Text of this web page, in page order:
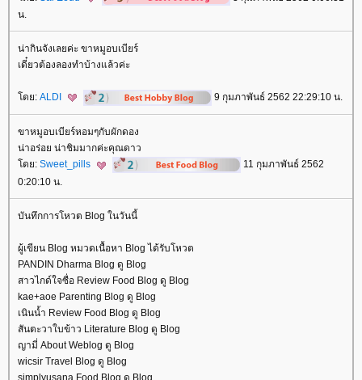
น.
น่ากินจังเลยค่ะ ขาหมูอบเบียร์
เดี๋ยวต้องลองทำบ้างแล้วค่ะ
ดย: ALDI 9 กุมภาพันธ์ 2562 22:29:10 น.
ขาหมูอบเบียร์หอมๆกับผักดอง
น่าอร่อย น่าชิมมากค่ะคุณดาว
ดย: Sweet_pills
11 กุมภาพันธ์ 2562
0:20:10 น.
บันทึกการโหวต Blog ในวันนี้
ผู้เขียน Blog หมวดเนื้อหา Blog ได้รับโหวต
PANDIN Dharma Blog ดู Blog
สาวไกด์ใจซื่อ Review Food Blog ดู Blog
kae+aoe Parenting Blog ดู Blog
เนินน้ำ Review Food Blog ดู Blog
สันตะวาใบข้าว Literature Blog ดู Blog
ญามี่ About Weblog ดู Blog
wicsir Travel Blog ดู Blog
simplyusana Food Blog ดู Blog